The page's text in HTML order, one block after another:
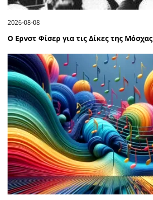
2026-08-08
Ο Ερνστ Φίσερ για τις Δίκες της Μόσχας